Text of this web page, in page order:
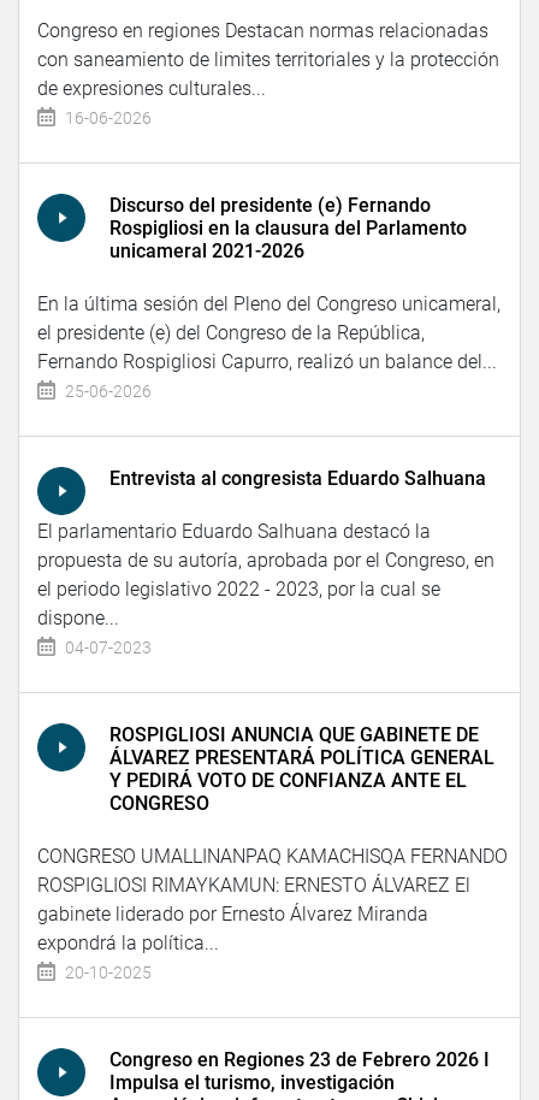
Congreso en regiones Destacan normas relacionadas
con saneamiento de limites territoriales y la protección
de expresiones culturales...
16-06-2026
Discurso del presidente (e) Fernando
Rospigliosi en la clausura del Parlamento
unicameral 2021-2026
En la última sesión del Pleno del Congreso unicameral,
el presidente (e) del Congreso de la República,
Fernando Rospigliosi Capurro, realizó un balance del...
25-06-2026
Entrevista al congresista Eduardo Salhuana
El parlamentario Eduardo Salhuana destacó la
propuesta de su autoría, aprobada por el Congreso, en
el periodo legislativo 2022 - 2023, por la cual se
dispone...
04-07-2023
ROSPIGLIOSI ANUNCIA QUE GABINETE DE
ÁLVAREZ PRESENTARÁ POLÍTICA GENERAL
Y PEDIRÁ VOTO DE CONFIANZA ANTE EL
CONGRESO
CONGRESO UMALLINANPAQ KAMACHISQA FERNANDO
ROSPIGLIOSI RIMAYKAMUN: ERNESTO ÁLVAREZ El
gabinete liderado por Ernesto Álvarez Miranda
expondrá la política...
20-10-2025
Congreso en Regiones 23 de Febrero 2026 I
Impulsa el turismo, investigación